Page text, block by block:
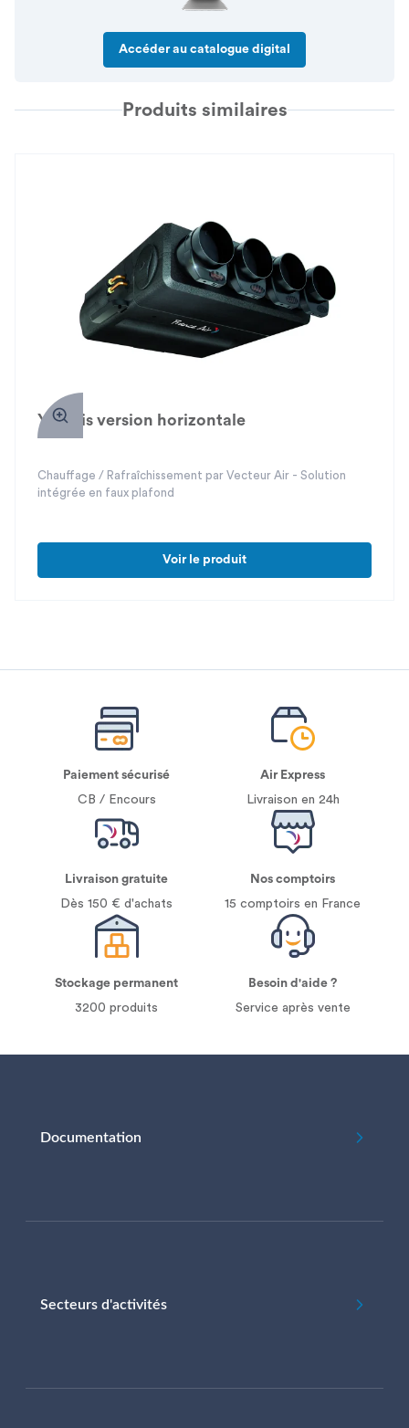
Accéder au catalogue digital
Produits similaires
Yzentis version horizontale
Chauffage / Rafraîchissement par Vecteur Air - Solution
intégrée en faux plafond
Voir le produit
Paiement sécurisé
CB / Encours
Air Express
Livraison en 24h
Livraison gratuite
Dès 150 € d'achats
Nos comptoirs
15 comptoirs en France
Stockage permanent
3200 produits
Besoin d'aide ?
Service après vente
Documentation
Secteurs d'activités